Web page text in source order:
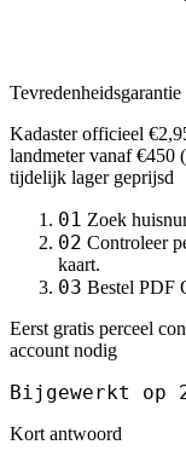
Kadaster officieel
landmetervanaf €450
tijdelijk lager geprijsd
01 Zoek
02 Controleer
kaart.
03 Bestel PDF
Eerst gratis perceel
account nodig
Bijgewerkt op
Kort antwoord